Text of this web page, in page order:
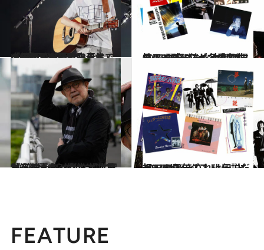
2023.12.1
【初めから読む】人生で大きな三つの出来事は 「母親と出会ったこと」小田和正が語る父母への“対照的な”思い
カルチャー 2021.12.23
その“弱気さ”が、愛おしい！ ロンリーなクリスマスソングに泣く 大御所男性アーティスト冬の名曲
カルチャー
2023.7.16
「アルバム3枚分くらいが、 はっぴいえんどはちょうどよかった」 松本隆と巡る青山、六本木…“聖地”巡礼
カルチャー 2021.7.30
祝・スターダスト☆レビュー40周年 これは伝説だって“はっきりしようぜ”！
カルチャー
FEATURE